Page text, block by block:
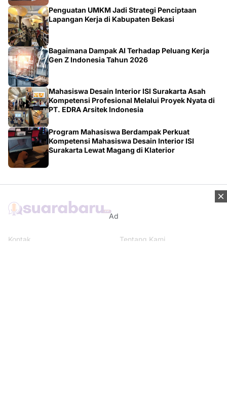
Penguatan UMKM Jadi Strategi Penciptaan
Lapangan Kerja di Kabupaten Bekasi
Bagaimana Dampak AI Terhadap Peluang Kerja
Gen Z Indonesia Tahun 2026
Mahasiswa Desain Interior ISI Surakarta Asah
Kompetensi Profesional Melalui Proyek Nyata di
PT. EDRA Arsitek Indonesia
Program Mahasiswa Berdampak Perkuat
Kompetensi Mahasiswa Desain Interior ISI
Surakarta Lewat Magang di Klaterior
Ad
Kontak Tentang Kami